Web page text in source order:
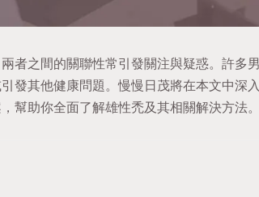
者之間的關聯性常引發關注與疑惑。許多
發其他健康問題。慢慢日茂將在本文中深
幫助你全面了解雄性禿及其相關解決方法。